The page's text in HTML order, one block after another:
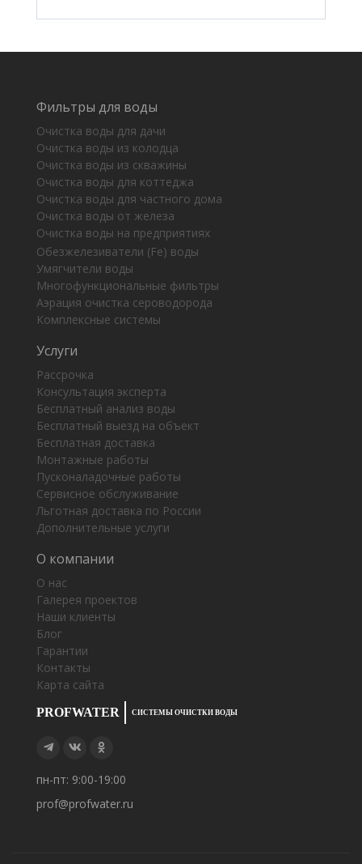
Фильтры для воды
Очистка воды для дачи
Очистка воды из колодца
Очистка воды из скважины
Очистка воды для коттеджа
Очистка воды для частного дома
Очистка воды от железа
Очистка воды на предприятиях
Обезжелезиватели (Fe) воды
Умягчители воды
Многофункциональные фильтры
Аэрация очистка сероводорода
Комплексные системы
Услуги
Рассрочка
Консультация эксперта
Бесплатный анализ воды
Бесплатный выезд на объект
Бесплатная доставка
Монтажные работы
Пусконаладочные работы
Сервисное обслуживание
Льготная доставка по России
Дополнительные услуги
О компании
О нас
Галерея проектов
Наши клиенты
Блог
Гарантии
Контакты
Карта сайта
PROFWATER СИСТЕМЫ ОЧИСТКИ ВОДЫ
пн-пт: 9:00-19:00
prof@profwater.ru